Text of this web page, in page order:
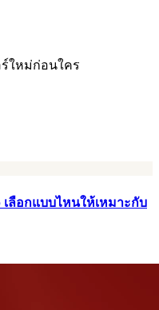
ร์ใหม่ก่อนใคร